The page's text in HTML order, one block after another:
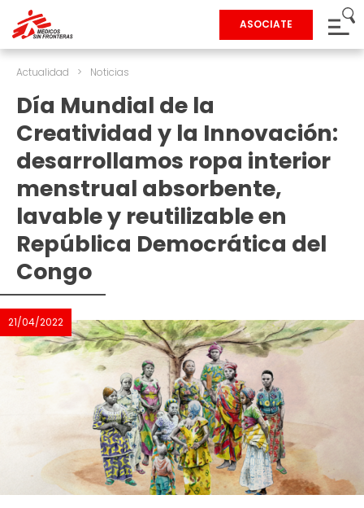
ASOCIATE
Actualidad > Noticias
Día Mundial de la
Creatividad y la Innovación:
desarrollamos ropa interior
menstrual absorbente,
lavable y reutilizable en
República Democrática del
Congo
21/04/2022